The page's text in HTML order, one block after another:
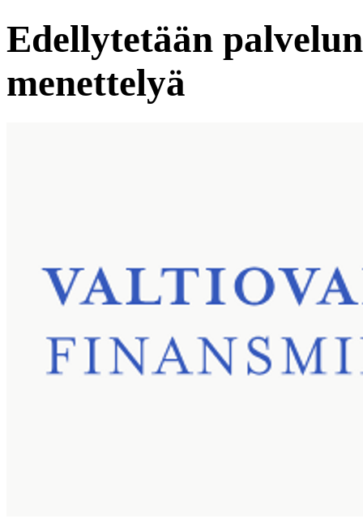
Edellytetään
menettelyä